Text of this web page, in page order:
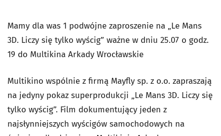
Mamy dla was 1 podwójne zaproszenie na „Le Mans
3D. Liczy się tylko wyścig” ważne w dniu 25.07 o godz.
19 do Multikina Arkady Wrocławskie
Multikino wspólnie z firmą Mayfly sp. z o.o. zapraszają
na jedyny pokaz superprodukcji „Le Mans 3D. Liczy się
tylko wyścig”. Film dokumentujący jeden z
najsłynniejszych wyścigów samochodowych na